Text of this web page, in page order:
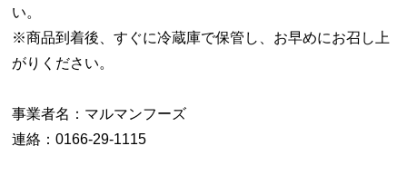
い。
※商品到着後、すぐに冷蔵庫で保管し、お早めにお召し上
がりください。
事業者名：マルマンフーズ
連絡：0166-29-1115